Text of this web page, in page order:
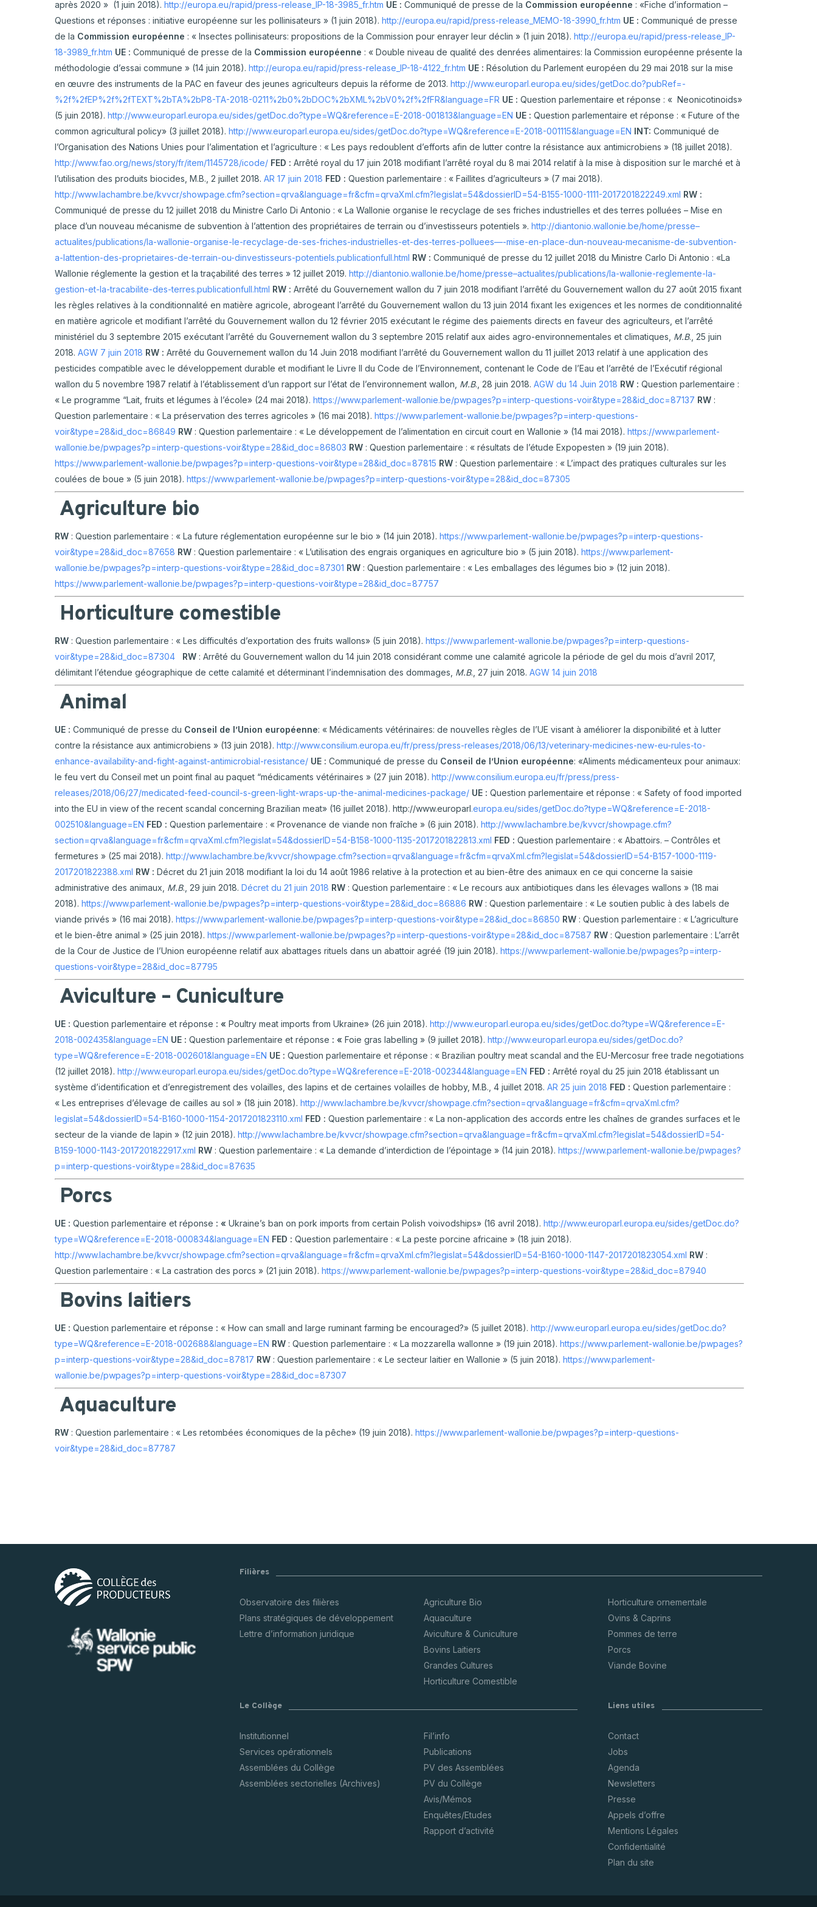
Horticulture Ornementale
Ovins & Caprins
Pommes de terre
Porcs
Viande Bovine
CARTOGRAPHIE DES PISCICULTURES
WALLONNES
CARTOGRAPHIE DES ABATTOIRS DE
WALLONIE
CARTOGRAPHIE DES MEUNERIES
WALLONNES
après 2020 » (1 juin 2018). http://europa.eu/rapid/press-release_IP-18-3985_fr.htm UE : Communiqué de presse de la Commission européenne : «Fiche d’information –
Questions et réponses : initiative européenne sur les pollinisateurs » (1 juin 2018). http://europa.eu/rapid/press-release_MEMO-18-3990_fr.htm UE : Communiqué de presse
de la Commission européenne : « Insectes pollinisateurs: propositions de la Commission pour enrayer leur déclin » (1 juin 2018). http://europa.eu/rapid/press-release_IP-
18-3989_fr.htm UE : Communiqué de presse de la Commission européenne : « Double niveau de qualité des denrées alimentaires: la Commission européenne présente la
méthodologie d’essai commune » (14 juin 2018). http://europa.eu/rapid/press-release_IP-18-4122_fr.htm UE : Résolution du Parlement européen du 29 mai 2018 sur la mise
en œuvre des instruments de la PAC en faveur des jeunes agriculteurs depuis la réforme de 2013. http://www.europarl.europa.eu/sides/getDoc.do?pubRef=-
%2f%2fEP%2f%2fTEXT%2bTA%2bP8-TA-2018-0211%2b0%2bDOC%2bXML%2bV0%2f%2fFR&language=FR UE : Question parlementaire et réponse : « Neonicotinoids»
(5 juin 2018). http://www.europarl.europa.eu/sides/getDoc.do?type=WQ&reference=E-2018-001813&language=EN UE : Question parlementaire et réponse : « Future of the
common agricultural policy» (3 juillet 2018). http://www.europarl.europa.eu/sides/getDoc.do?type=WQ&reference=E-2018-001115&language=EN INT: Communiqué de
l’Organisation des Nations Unies pour l’alimentation et l’agriculture : « Les pays redoublent d’efforts afin de lutter contre la résistance aux antimicrobiens » (18 juillet 2018).
http://www.fao.org/news/story/fr/item/1145728/icode/ FED : Arrêté royal du 17 juin 2018 modifiant l’arrêté royal du 8 mai 2014 relatif à la mise à disposition sur le marché et à
l’utilisation des produits biocides, M.B., 2 juillet 2018. AR 17 juin 2018 FED : Question parlementaire : « Faillites d’agriculteurs » (7 mai 2018).
http://www.lachambre.be/kvvcr/showpage.cfm?section=qrva&language=fr&cfm=qrvaXml.cfm?legislat=54&dossierID=54-B155-1000-1111-2017201822249.xml RW :
Communiqué de presse du 12 juillet 2018 du Ministre Carlo Di Antonio : « La Wallonie organise le recyclage de ses friches industrielles et des terres polluées – Mise en
place d’un nouveau mécanisme de subvention à l’attention des propriétaires de terrain ou d’investisseurs potentiels ». http://diantonio.wallonie.be/home/presse–
actualites/publications/la-wallonie-organise-le-recyclage-de-ses-friches-industrielles-et-des-terres-polluees—-mise-en-place-dun-nouveau-mecanisme-de-subvention-
a-lattention-des-proprietaires-de-terrain-ou-dinvestisseurs-potentiels.publicationfull.html RW : Communiqué de presse du 12 juillet 2018 du Ministre Carlo Di Antonio : «La
Wallonie réglemente la gestion et la traçabilité des terres » 12 juillet 2019. http://diantonio.wallonie.be/home/presse–actualites/publications/la-wallonie-reglemente-la-
gestion-et-la-tracabilite-des-terres.publicationfull.html RW : Arrêté du Gouvernement wallon du 7 juin 2018 modifiant l’arrêté du Gouvernement wallon du 27 août 2015 fixant
les règles relatives à la conditionnalité en matière agricole, abrogeant l’arrêté du Gouvernement wallon du 13 juin 2014 fixant les exigences et les normes de conditionnalité
en matière agricole et modifiant l’arrêté du Gouvernement wallon du 12 février 2015 exécutant le régime des paiements directs en faveur des agriculteurs, et l’arrêté
ministériel du 3 septembre 2015 exécutant l’arrêté du Gouvernement wallon du 3 septembre 2015 relatif aux aides agro-environnementales et climatiques, M.B., 25 juin
2018. AGW 7 juin 2018 RW : Arrêté du Gouvernement wallon du 14 Juin 2018 modifiant l’arrêté du Gouvernement wallon du 11 juillet 2013 relatif à une application des
pesticides compatible avec le développement durable et modifiant le Livre II du Code de l’Environnement, contenant le Code de l’Eau et l’arrêté de l’Exécutif régional
wallon du 5 novembre 1987 relatif à l’établissement d’un rapport sur l’état de l’environnement wallon, M.B., 28 juin 2018. AGW du 14 Juin 2018 RW : Question parlementaire :
« Le programme “Lait, fruits et légumes à l’école» (24 mai 2018). https://www.parlement-wallonie.be/pwpages?p=interp-questions-voir&type=28&id_doc=87137 RW :
Question parlementaire : « La préservation des terres agricoles » (16 mai 2018). https://www.parlement-wallonie.be/pwpages?p=interp-questions-
voir&type=28&id_doc=86849 RW : Question parlementaire : « Le développement de l’alimentation en circuit court en Wallonie » (14 mai 2018). https://www.parlement-
wallonie.be/pwpages?p=interp-questions-voir&type=28&id_doc=86803 RW : Question parlementaire : « résultats de l’étude Expopesten » (19 juin 2018).
https://www.parlement-wallonie.be/pwpages?p=interp-questions-voir&type=28&id_doc=87815 RW : Question parlementaire : « L’impact des pratiques culturales sur les
coulées de boue » (5 juin 2018). https://www.parlement-wallonie.be/pwpages?p=interp-questions-voir&type=28&id_doc=87305
Agriculture bio
RW : Question parlementaire : « La future réglementation européenne sur le bio » (14 juin 2018). https://www.parlement-wallonie.be/pwpages?p=interp-questions-
voir&type=28&id_doc=87658 RW : Question parlementaire : « L’utilisation des engrais organiques en agriculture bio » (5 juin 2018). https://www.parlement-
wallonie.be/pwpages?p=interp-questions-voir&type=28&id_doc=87301 RW : Question parlementaire : « Les emballages des légumes bio » (12 juin 2018).
https://www.parlement-wallonie.be/pwpages?p=interp-questions-voir&type=28&id_doc=87757
Horticulture comestible
RW : Question parlementaire : « Les difficultés d’exportation des fruits wallons» (5 juin 2018). https://www.parlement-wallonie.be/pwpages?p=interp-questions-
voir&type=28&id_doc=87304
RW : Arrêté du Gouvernement wallon du 14 juin 2018 considérant comme une calamité agricole la période de gel du mois d’avril 2017,
délimitant l’étendue géographique de cette calamité et déterminant l’indemnisation des dommages, M.B., 27 juin 2018. AGW 14 juin 2018
Animal
UE : Communiqué de presse du Conseil de l’Union européenne: « Médicaments vétérinaires: de nouvelles règles de l’UE visant à améliorer la disponibilité et à lutter
contre la résistance aux antimicrobiens » (13 juin 2018). http://www.consilium.europa.eu/fr/press/press-releases/2018/06/13/veterinary-medicines-new-eu-rules-to-
enhance-availability-and-fight-against-antimicrobial-resistance/ UE : Communiqué de presse du Conseil de l’Union européenne: «Aliments médicamenteux pour animaux:
le feu vert du Conseil met un point final au paquet “médicaments vétérinaires » (27 juin 2018). http://www.consilium.europa.eu/fr/press/press-
releases/2018/06/27/medicated-feed-council-s-green-light-wraps-up-the-animal-medicines-package/ UE : Question parlementaire et réponse : « Safety of food imported
into the EU in view of the recent scandal concerning Brazilian meat» (16 juillet 2018). http://www.europarl.europa.eu/sides/getDoc.do?type=WQ&reference=E-2018-
002510&language=EN FED : Question parlementaire : « Provenance de viande non fraîche » (6 juin 2018). http://www.lachambre.be/kvvcr/showpage.cfm?
section=qrva&language=fr&cfm=qrvaXml.cfm?legislat=54&dossierID=54-B158-1000-1135-2017201822813.xml FED : Question parlementaire : « Abattoirs. – Contrôles et
fermetures » (25 mai 2018). http://www.lachambre.be/kvvcr/showpage.cfm?section=qrva&language=fr&cfm=qrvaXml.cfm?legislat=54&dossierID=54-B157-1000-1119-
2017201822388.xml RW : Décret du 21 juin 2018 modifiant la loi du 14 août 1986 relative à la protection et au bien-être des animaux en ce qui concerne la saisie
administrative des animaux, M.B., 29 juin 2018. Décret du 21 juin 2018 RW : Question parlementaire : « Le recours aux antibiotiques dans les élevages wallons » (18 mai
2018). https://www.parlement-wallonie.be/pwpages?p=interp-questions-voir&type=28&id_doc=86886 RW : Question parlementaire : « Le soutien public à des labels de
viande privés » (16 mai 2018). https://www.parlement-wallonie.be/pwpages?p=interp-questions-voir&type=28&id_doc=86850 RW : Question parlementaire : « L’agriculture
et le bien-être animal » (25 juin 2018). https://www.parlement-wallonie.be/pwpages?p=interp-questions-voir&type=28&id_doc=87587 RW : Question parlementaire : L’arrêt
de la Cour de Justice de l’Union européenne relatif aux abattages rituels dans un abattoir agréé (19 juin 2018). https://www.parlement-wallonie.be/pwpages?p=interp-
questions-voir&type=28&id_doc=87795
Aviculture – Cuniculture
UE : Question parlementaire et réponse : « Poultry meat imports from Ukraine» (26 juin 2018). http://www.europarl.europa.eu/sides/getDoc.do?type=WQ&reference=E-
2018-002435&language=EN UE : Question parlementaire et réponse : « Foie gras labelling » (9 juillet 2018). http://www.europarl.europa.eu/sides/getDoc.do?
type=WQ&reference=E-2018-002601&language=EN UE : Question parlementaire et réponse : « Brazilian poultry meat scandal and the EU-Mercosur free trade negotiations
(12 juillet 2018). http://www.europarl.europa.eu/sides/getDoc.do?type=WQ&reference=E-2018-002344&language=EN FED : Arrêté royal du 25 juin 2018 établissant un
système d’identification et d’enregistrement des volailles, des lapins et de certaines volailles de hobby, M.B., 4 juillet 2018. AR 25 juin 2018 FED : Question parlementaire :
« Les entreprises d’élevage de cailles au sol » (18 juin 2018). http://www.lachambre.be/kvvcr/showpage.cfm?section=qrva&language=fr&cfm=qrvaXml.cfm?
legislat=54&dossierID=54-B160-1000-1154-2017201823110.xml FED : Question parlementaire : « La non-application des accords entre les chaînes de grandes surfaces et le
secteur de la viande de lapin » (12 juin 2018). http://www.lachambre.be/kvvcr/showpage.cfm?section=qrva&language=fr&cfm=qrvaXml.cfm?legislat=54&dossierID=54-
B159-1000-1143-2017201822917.xml RW : Question parlementaire : « La demande d’interdiction de l’épointage » (14 juin 2018). https://www.parlement-wallonie.be/pwpages?
p=interp-questions-voir&type=28&id_doc=87635
Porcs
UE : Question parlementaire et réponse : « Ukraine’s ban on pork imports from certain Polish voivodships» (16 avril 2018). http://www.europarl.europa.eu/sides/getDoc.do?
type=WQ&reference=E-2018-000834&language=EN FED : Question parlementaire : « La peste porcine africaine » (18 juin 2018).
http://www.lachambre.be/kvvcr/showpage.cfm?section=qrva&language=fr&cfm=qrvaXml.cfm?legislat=54&dossierID=54-B160-1000-1147-2017201823054.xml RW :
Question parlementaire : « La castration des porcs » (21 juin 2018). https://www.parlement-wallonie.be/pwpages?p=interp-questions-voir&type=28&id_doc=87940
Bovins laitiers
UE : Question parlementaire et réponse : « How can small and large ruminant farming be encouraged?» (5 juillet 2018). http://www.europarl.europa.eu/sides/getDoc.do?
type=WQ&reference=E-2018-002688&language=EN RW : Question parlementaire : « La mozzarella wallonne » (19 juin 2018). https://www.parlement-wallonie.be/pwpages?
p=interp-questions-voir&type=28&id_doc=87817 RW : Question parlementaire : « Le secteur laitier en Wallonie » (5 juin 2018). https://www.parlement-
wallonie.be/pwpages?p=interp-questions-voir&type=28&id_doc=87307
Aquaculture
RW : Question parlementaire : « Les retombées économiques de la pêche» (19 juin 2018). https://www.parlement-wallonie.be/pwpages?p=interp-questions-
voir&type=28&id_doc=87787
Filières
Observatoire des filières
Plans stratégiques de développement
Lettre d’information juridique
Agriculture Bio
Aquaculture
Aviculture & Cuniculture
Bovins Laitiers
Grandes Cultures
Horticulture Comestible
Horticulture ornementale
Ovins & Caprins
Pommes de terre
Porcs
Viande Bovine
Le Collège Liens utiles
Institutionnel
Services opérationnels
Assemblées du Collège
Assemblées sectorielles (Archives)
Fil’info
Publications
PV des Assemblées
PV du Collège
Avis/Mémos
Enquêtes/Etudes
Rapport d’activité
Contact
Jobs
Agenda
Newsletters
Presse
Appels d’offre
Mentions Légales
Confidentialité
Plan du site